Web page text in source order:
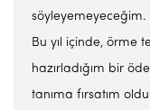
söyleyemeyeceğim.
Bu yıl içinde, örme
hazırladığım bir
tanıma fırsatım